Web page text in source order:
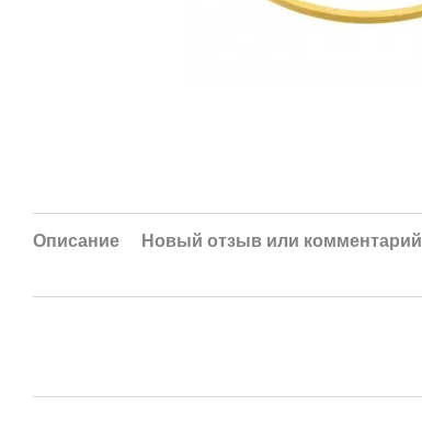
Описание Новый отзыв или комментарий